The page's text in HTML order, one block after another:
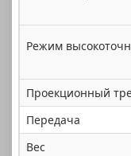
Режим
Проекционный
Передача
Вес